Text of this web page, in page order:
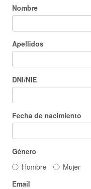
Nombre
Apellidos
DNI/NIE
Fecha de nacimiento
Género
Hombre
Mujer
Email